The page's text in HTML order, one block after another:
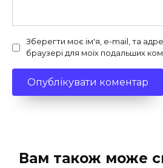
Зберегти моє ім'я, e-mail, та
браузері для моїх подальших
Вам також може